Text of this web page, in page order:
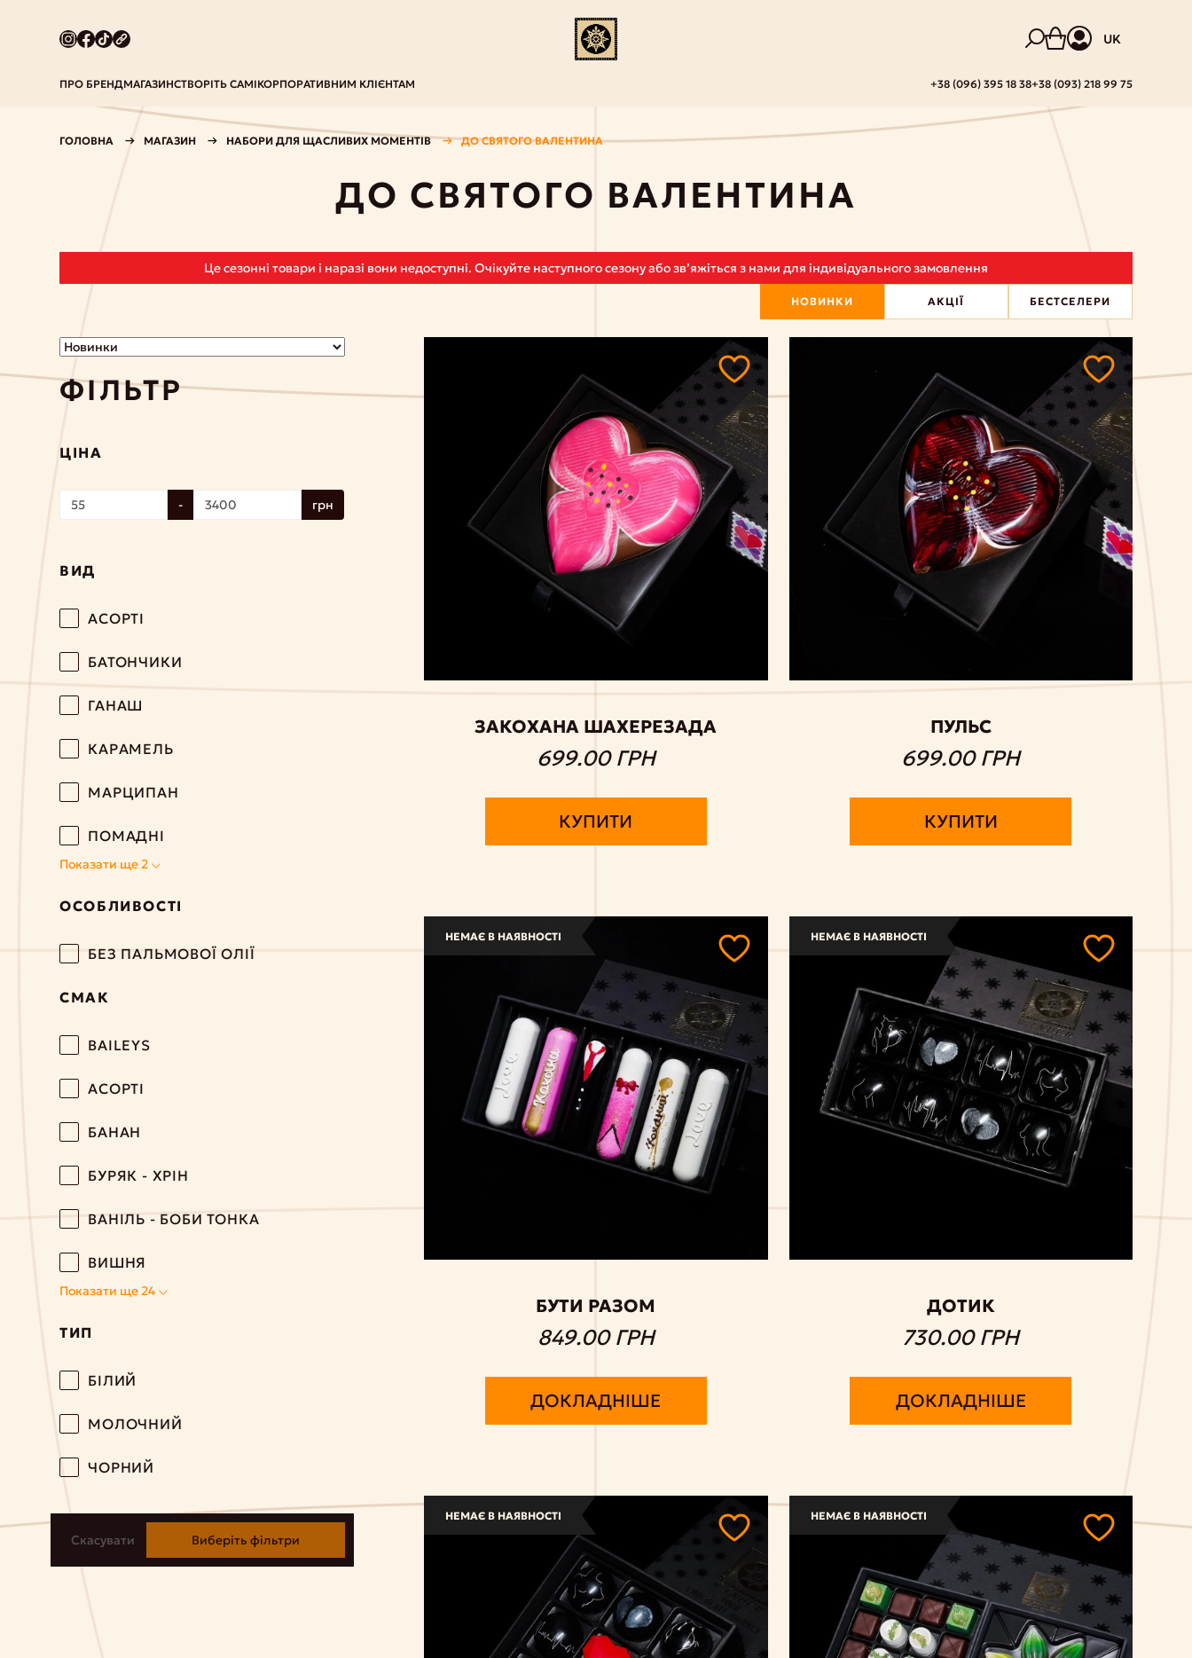
UK
ПРО БРЕНДМАГАЗИНСТВОРІТЬ САМІКОРПОРАТИВНИМ КЛІЄНТАМ +38 (096) 395 18 38+38 (093) 218 99 75
ГОЛОВНА МАГАЗИН НАБОРИ ДЛЯ ЩАСЛИВИХ МОМЕНТІВ ДО СВЯТОГО ВАЛЕНТИНА
ДО СВЯТОГО ВАЛЕНТИНА
Це сезонні товари і наразі вони недоступні. Очікуйте наступного сезону або звʼяжіться з нами для індивідуального замовлення
НОВИНКИ АКЦІЇ БЕСТСЕЛЕРИ
ФІЛЬТР
ЦІНА
- грн
ВИД
АСОРТІ
БАТОНЧИКИ
ГАНАШ
КАРАМЕЛЬ
МАРЦИПАН
ПОМАДНІ
Показати ще 2
ОСОБЛИВОСТІ
БЕЗ ПАЛЬМОВОЇ ОЛІЇ
СМАК
BAILEYS
АСОРТІ
БАНАН
БУРЯК - ХРІН
ВАНІЛЬ - БОБИ ТОНКА
ВИШНЯ
Показати ще 24
ТИП
БІЛИЙ
МОЛОЧНИЙ
ЧОРНИЙ
Скасувати Виберіть фільтри
ЗАКОХАНА ШАХЕРЕЗАДА
699.00 ГРН
КУПИТИ
ПУЛЬС
699.00 ГРН
КУПИТИ
НЕМАЄ В НАЯВНОСТІ
БУТИ РАЗОМ
849.00 ГРН
ДОКЛАДНІШЕ
НЕМАЄ В НАЯВНОСТІ
ДОТИК
730.00 ГРН
ДОКЛАДНІШЕ
НЕМАЄ В НАЯВНОСТІ НЕМАЄ В НАЯВНОСТІ